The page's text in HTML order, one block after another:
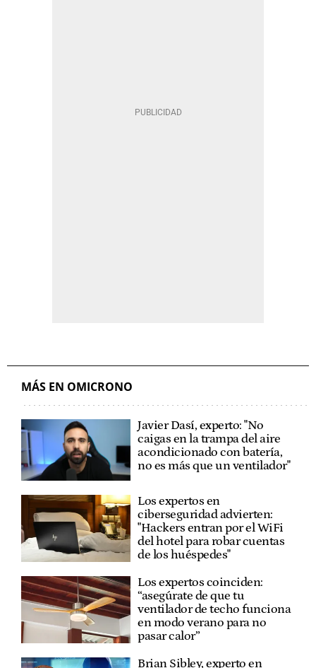
MÁS EN OMICRONO
Javier Dasí, experto: "No
caigas en la trampa del aire
acondicionado con batería,
no es más que un ventilador"
Los expertos en
ciberseguridad advierten:
"Hackers entran por el WiFi
del hotel para robar cuentas
de los huéspedes"
Los expertos coinciden:
“asegúrate de que tu
ventilador de techo funciona
en modo verano para no
pasar calor”
Brian Sibley, experto en